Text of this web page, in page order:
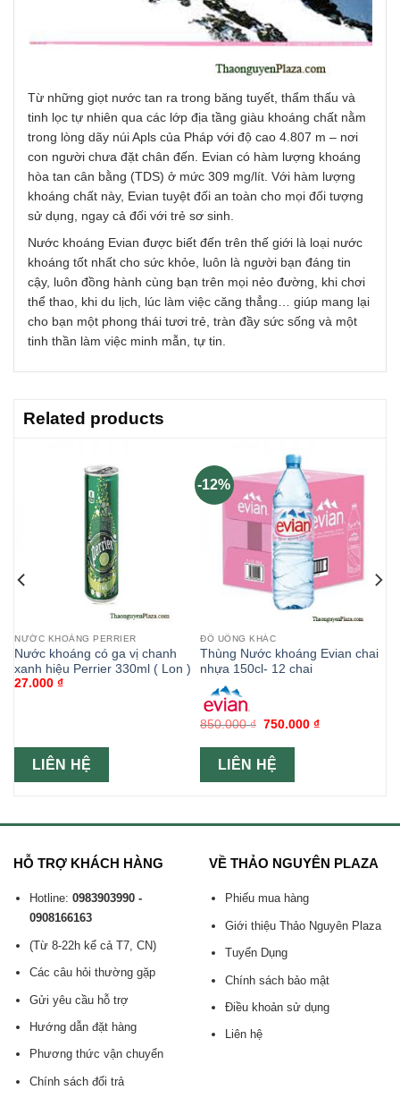
Từ những giọt nước tan ra trong băng tuyết, thẩm thấu và
tinh lọc tự nhiên qua các lớp địa tầng giàu khoáng chất nằm
trong lòng dãy núi Apls của Pháp với độ cao 4.807 m – nơi
con người chưa đặt chân đến. Evian có hàm lượng khoáng
hòa tan cân bằng (TDS) ở mức 309 mg/lít. Với hàm lượng
khoáng chất này, Evian tuyệt đối an toàn cho mọi đối tượng
sử dụng, ngay cả đối với trẻ sơ sinh.
Nước khoáng Evian được biết đến trên thế giới là loại nước
khoáng tốt nhất cho sức khỏe, luôn là người bạn đáng tin
cậy, luôn đồng hành cùng bạn trên mọi nẻo đường, khi chơi
thể thao, khi du lịch, lúc làm việc căng thẳng… giúp mang lại
cho bạn một phong thái tươi trẻ, tràn đầy sức sống và một
tinh thần làm việc minh mẫn, tự tin.
Related products
NƯỚC KHOÁNG PERRIER
Nước khoáng có ga vị chanh
xanh hiệu Perrier 330ml ( Lon )
27.000 ₫
LIÊN HỆ
-12%
ĐỒ UỐNG KHÁC
Thùng Nước khoáng Evian chai
nhựa 150cl- 12 chai
850.000₫ 750.000₫
LIÊN HỆ
HỖ TRỢ KHÁCH HÀNG
Hotline: 0983903990 -
0908166163
(Từ 8-22h kể cả T7, CN)
Các câu hỏi thường gặp
Gửi yêu cầu hỗ trợ
Hướng dẫn đặt hàng
Phương thức vận chuyển
Chính sách đổi trả
VỀ THẢO NGUYÊN PLAZA
Phiếu mua hàng
Giới thiệu Thảo Nguyên Plaza
Tuyển Dụng
Chính sách bảo mật
Điều khoản sử dụng
Liên hệ